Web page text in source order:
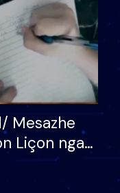
Mesazhe
Liçon nga
meritoj…